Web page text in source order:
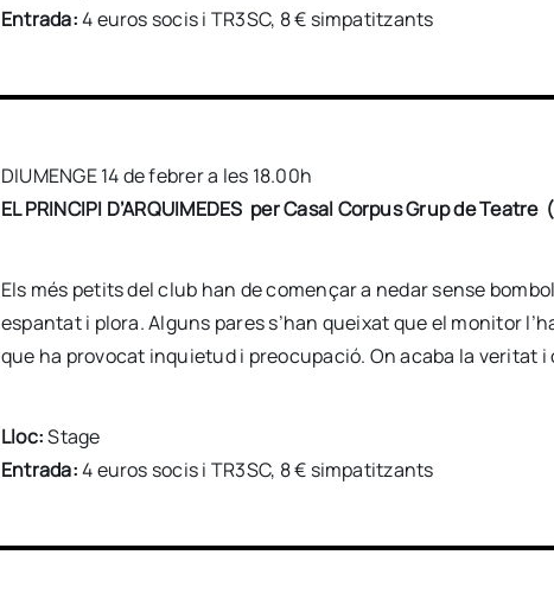
Entrada:4 euros socis i TR3SC, 8 € simpatitzants
DIUMENGE 14 de febrer a les 18.00h
EL PRINCIPI D’ARQUIMEDES per Casal Corpus Grup de
Els més petits del club han de començar a nedar sense
espantat i plora. Alguns pares s’han queixat que el monitor
que ha provocat inquietud i preocupació. On acaba la veritat
Lloc:Stage
Entrada:4 euros socis i TR3SC, 8 € simpatitzants